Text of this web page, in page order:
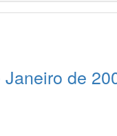
Janeiro de